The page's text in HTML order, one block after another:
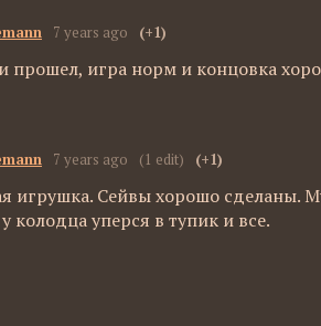
7 years ago (+1)
прошел, игра норм и концовка
7 years ago (1 edit) (+1)
игрушка. Сейвы хорошо сделаны.
колодца уперся в тупик и все.